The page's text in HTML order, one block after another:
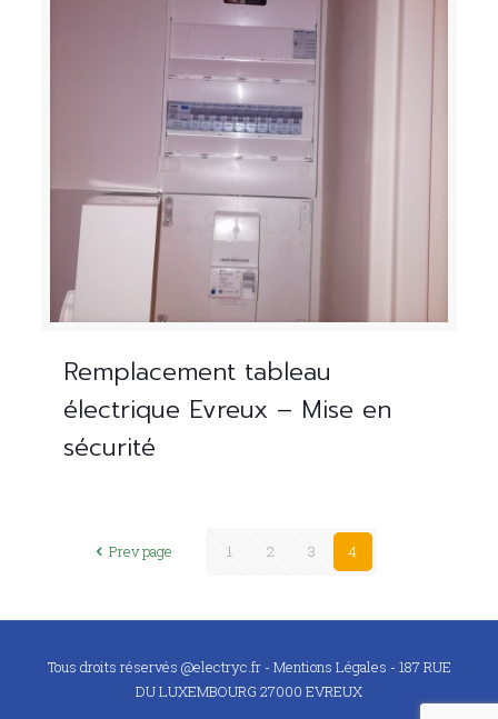
Remplacement tableau
électrique Evreux – Mise en
sécurité
Prev page 1 2 3 4
Tous droits réservés @electryc.fr - Mentions Légales - 187 RUE
DU LUXEMBOURG 27000 EVREUX